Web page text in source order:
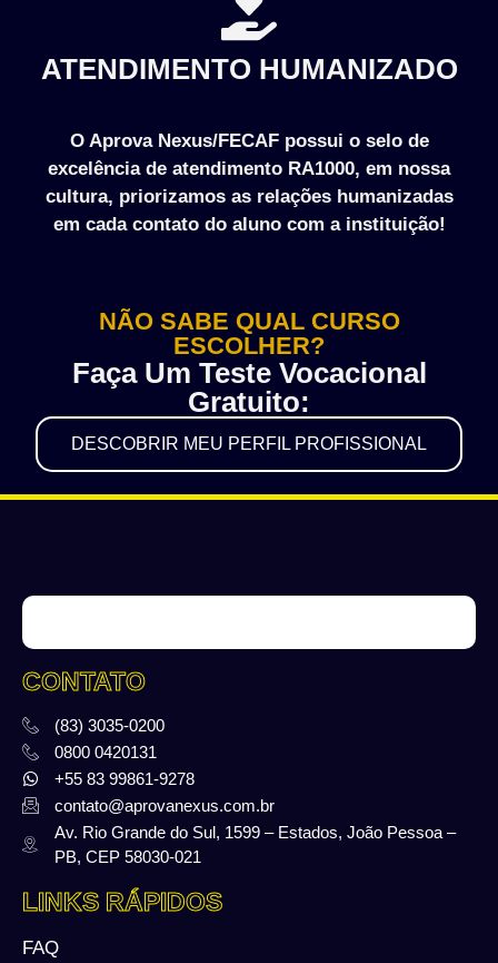
ATENDIMENTO HUMANIZADO
O Aprova Nexus/FECAF possui o selo de
excelência de atendimento RA1000, em nossa
cultura, priorizamos as relações humanizadas
em cada contato do aluno com a instituição!
NÃO SABE QUAL CURSO
ESCOLHER?
Faça Um Teste Vocacional
Gratuito:
DESCOBRIR MEU PERFIL PROFISSIONAL
CONTATO
(83) 3035-0200
0800 0420131
+55 83 99861-9278
contato@aprovanexus.com.br
Av. Rio Grande do Sul, 1599 – Estados, João Pessoa –
PB, CEP 58030-021
LINKS RÁPIDOS
FAQ